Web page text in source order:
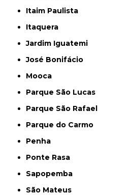
Itaim Paulista
Itaquera
Jardim Iguatemi
José Bonifácio
Mooca
Parque São Lucas
Parque São Rafael
Parque do Carmo
Penha
Ponte Rasa
Sapopemba
São Mateus